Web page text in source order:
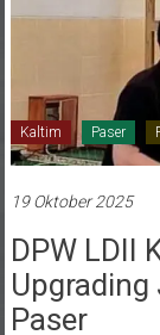
Kaltim Paser
Upgrading
Paser